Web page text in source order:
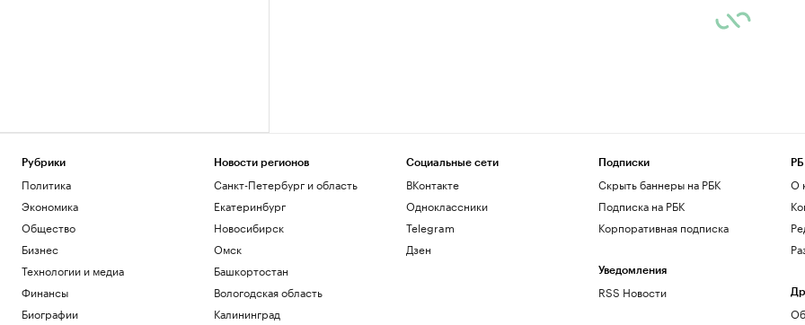
Рубрики
Политика
Экономика
Общество
Бизнес
Технологии и медиа
Финансы
Биографии
Новости регионов
Санкт-Петербург и область
Екатеринбург
Новосибирск
Омск
Башкортостан
Вологодская область
Калининград
Социальные сети
ВКонтакте
Одноклассники
Telegram
Дзен
Подписки
Скрыть баннеры на РБК
Подписка на РБК
Корпоративная подписка
Уведомления
RSS Новости
О